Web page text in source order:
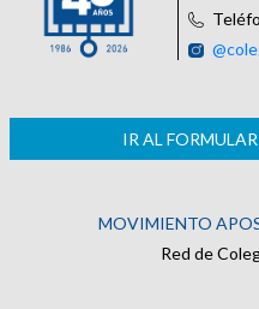
IR AL
MOVIMIENTO
Red de